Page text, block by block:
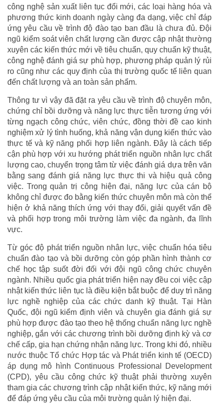
công nghệ sản xuất liên tục đổi mới, các loại hàng hóa và
phương thức kinh doanh ngày càng đa dạng, việc chỉ đáp
ứng yêu cầu về trình độ đào tạo ban đầu là chưa đủ. Đội
ngũ kiểm soát viên chất lượng cần được cập nhật thường
xuyên các kiến thức mới về tiêu chuẩn, quy chuẩn kỹ thuật,
công nghệ đánh giá sự phù hợp, phương pháp quản lý rủi
ro cũng như các quy định của thị trường quốc tế liên quan
đến chất lượng và an toàn sản phẩm.
Thông tư vì vậy đã đặt ra yêu cầu về trình độ chuyên môn,
chứng chỉ bồi dưỡng và năng lực thực tiễn tương ứng với
từng ngạch công chức, viên chức, đồng thời đề cao kinh
nghiệm xử lý tình huống, khả năng vận dụng kiến thức vào
thực tế và kỹ năng phối hợp liên ngành. Đây là cách tiếp
cận phù hợp với xu hướng phát triển nguồn nhân lực chất
lượng cao, chuyển trọng tâm từ việc đánh giá dựa trên văn
bằng sang đánh giá năng lực thực thi và hiệu quả công
việc. Trong quản trị công hiện đại, năng lực của cán bộ
không chỉ được đo bằng kiến thức chuyên môn mà còn thể
hiện ở khả năng thích ứng với thay đổi, giải quyết vấn đề
và phối hợp trong môi trường làm việc đa ngành, đa lĩnh
vực.
Từ góc độ phát triển nguồn nhân lực, việc chuẩn hóa tiêu
chuẩn đào tạo và bồi dưỡng còn góp phần hình thành cơ
chế học tập suốt đời đối với đội ngũ công chức chuyên
ngành. Nhiều quốc gia phát triển hiện nay đều coi việc cập
nhật kiến thức liên tục là điều kiện bắt buộc để duy trì năng
lực nghề nghiệp của các chức danh kỹ thuật. Tại Hàn
Quốc, đội ngũ kiểm định viên và chuyên gia đánh giá sự
phù hợp được đào tạo theo hệ thống chuẩn năng lực nghề
nghiệp, gắn với các chương trình bồi dưỡng định kỳ và cơ
chế cấp, gia hạn chứng nhận năng lực. Trong khi đó, nhiều
nước thuộc Tổ chức Hợp tác và Phát triển kinh tế (OECD)
áp dụng mô hình Continuous Professional Development
(CPD), yêu cầu công chức kỹ thuật phải thường xuyên
tham gia các chương trình cập nhật kiến thức, kỹ năng mới
để đáp ứng yêu cầu của môi trường quản lý hiện đại.